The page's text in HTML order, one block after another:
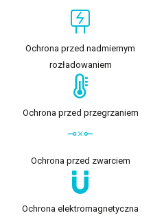
Ochrona przed nadmiernym
rozładowaniem
Ochrona przed przegrzaniem
Ochrona przed zwarciem
Ochrona elektromagnetyczna